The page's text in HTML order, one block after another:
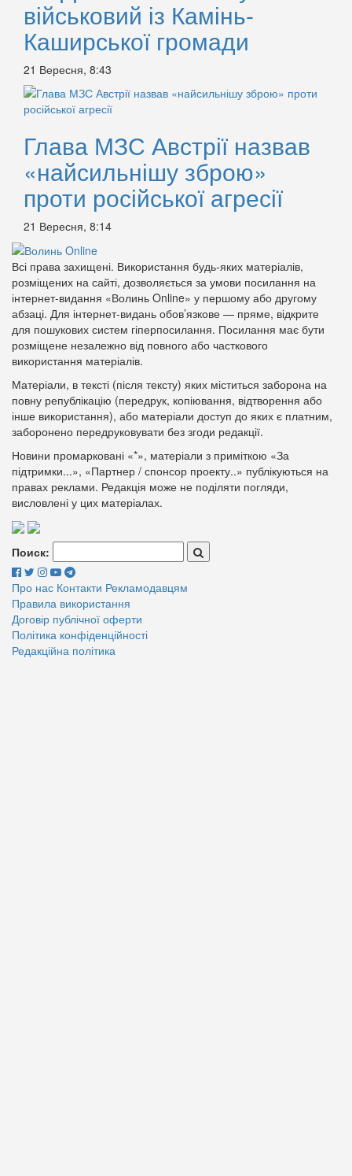
військовий із Камінь-
Каширської громади
21 Вересня, 8:43
Глава МЗС Австрії назвав
«найсильнішу зброю»
проти російської агресії
21 Вересня, 8:14
Всі права захищені. Використання будь-яких матеріалів,
розміщених на сайті, дозволяється за умови посилання на
інтернет-видання «Волинь Online» у першому або другому
абзаці. Для інтернет-видань обов’язкове — пряме, відкрите
для пошукових систем гіперпосилання. Посилання має бути
розміщене незалежно від повного або часткового
використання матеріалів.
Матеріали, в тексті (після тексту) яких міститься заборона на
повну републікацію (передрук, копіювання, відтворення або
інше використання), або матеріали доступ до яких є платним,
заборонено передруковувати без згоди редакції.
Новини промарковані «*», матеріали з приміткою «За
підтримки...», «Партнер / спонсор проекту..» публікуються на
правах реклами. Редакція може не поділяти погляди,
висловлені у цих матеріалах.
Поиск:
Про нас Контакти Рекламодавцям
Правила використання
Договір публічної оферти
Політика конфіденційності
Редакційна політика